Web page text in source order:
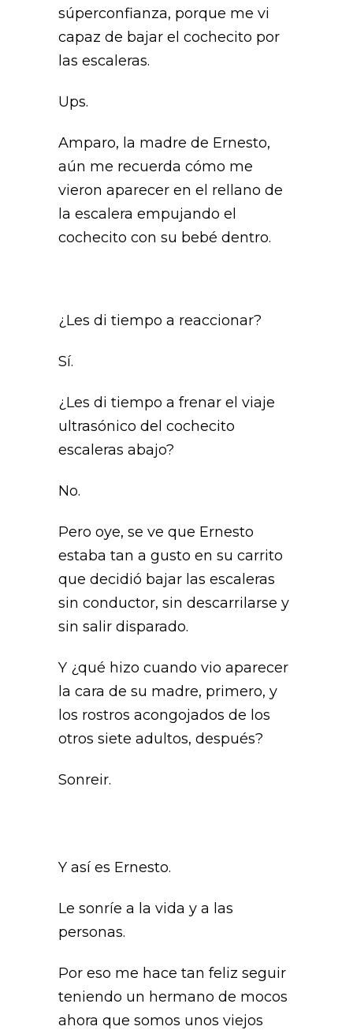
súperconfianza, porque me vi
capaz de bajar el cochecito por
las escaleras.
Ups.
Amparo, la madre de Ernesto,
aún me recuerda cómo me
vieron aparecer en el rellano de
la escalera empujando el
cochecito con su bebé dentro.
¿Les di tiempo a reaccionar?
Sí.
¿Les di tiempo a frenar el viaje
ultrasónico del cochecito
escaleras abajo?
No.
Pero oye, se ve que Ernesto
estaba tan a gusto en su carrito
que decidió bajar las escaleras
sin conductor, sin descarrilarse y
sin salir disparado.
Y ¿qué hizo cuando vio aparecer
la cara de su madre, primero, y
los rostros acongojados de los
otros siete adultos, después?
Sonreir.
Y así es Ernesto.
Le sonríe a la vida y a las
personas.
Por eso me hace tan feliz seguir
teniendo un hermano de mocos
ahora que somos unos viejos